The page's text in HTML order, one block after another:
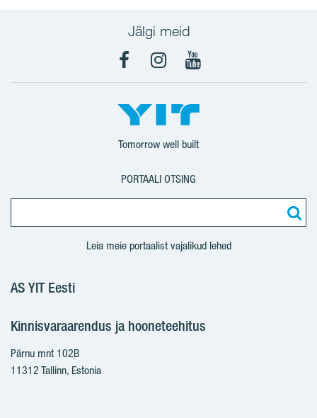
Jälgi meid
FacebookInstagram
YouTube
Tomorrow well built
PORTAALI OTSING
Leia meie portaalist vajalikud lehed
AS YIT Eesti
Kinnisvaraarendus ja hooneteehitus
Pärnu mnt 102B
11312 Tallinn, Estonia